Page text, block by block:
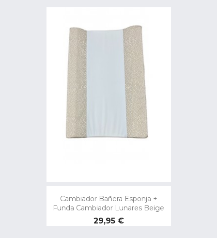
Cambiador Bañera Esponja +
Funda Cambiador Lunares Beige
Precio
29,95 €